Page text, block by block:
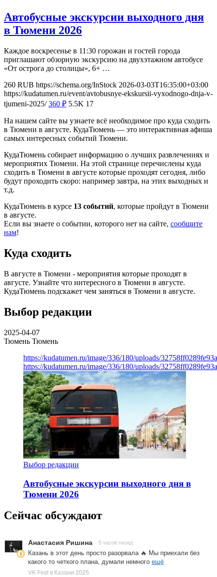
Автобусные экскурсии выходного дня
в Тюмени 2026
Каждое воскресенье в 11:30 горожан и гостей города
приглашают обзорную экскурсию на двухэтажном автобусе
«От острога до столицы», 6+ …
260 RUB https://schema.org/InStock 2026-03-03T16:35:00+03:00
https://kudatumen.ru/event/avtobusnye-ekskursii-vyxodnogo-dnja-v-
tjumeni-2025/ 360 ₽ 5.5K 17
На нашем сайте вы узнаете всё необходимое про куда сходить
в Тюмени в августе. КудаТюмень — это интерактивная афиша
самых интересных событий Тюмени.
КудаТюмень собирает информацию о лучших развлечениях и
мероприятих Тюмени. На этой странице перечислены куда
сходить в Тюмени в августе которые проходят сегодня, либо
будут проходить скоро: например завтра, на этих выходных и
т.д.
КудаТюмень в курсе 13 событий, которые пройдут в Тюмени
в августе.
Если вы знаете о событии, которого нет на сайте, сообщите
нам!
Куда сходить
В августе в Тюмени - мероприятия которые проходят в
августе. Узнайте что интересного в Тюмени в августе.
КудаТюмень подскажет чем заняться в Тюмени в августе.
Выбор редакции
2025-04-07
Тюмень Тюмень
https://kudatumen.ru/image/336/180/uploads/
https://kudatumen.ru/image/336/180/uploads/
Выбор редакции
Автобусные экскурсии выходного дня в
Тюмени 2026
Сейчас обсуждают
Анастасия Ришина 5 часов назад
Казань в этот день просто разорвала 🔥 Мы приехали без
какого то четкого плана, думали немного ещё
VK Fest в Казани 2025